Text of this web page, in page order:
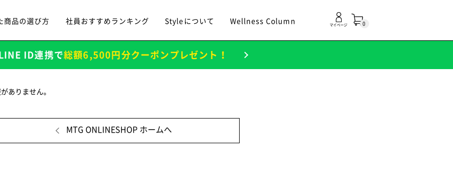
商品の選び方 社員おすすめランキング Styleについて Wellness Column 0
マイページ
ID連携で総額6,500円分クーポンプレゼント！
ありません。
MTG ONLINESHOP ホームへ